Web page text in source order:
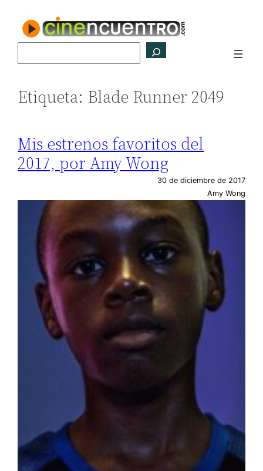
contenido
Etiqueta: Blade Runner 2049
Mis estrenos favoritos del
2017, por Amy Wong
30 de diciembre de 2017
Amy Wong